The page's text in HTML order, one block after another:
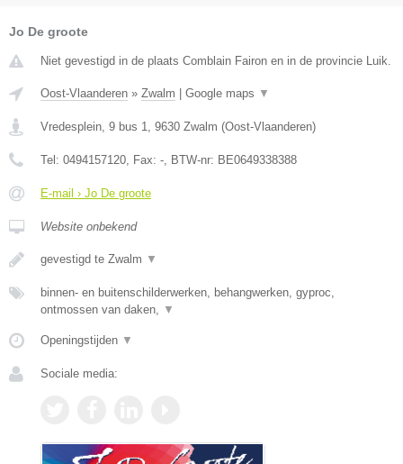
Jo De groote
Niet gevestigd in de plaats Comblain Fairon en in de provincie Luik.
Oost-Vlaanderen » Zwalm | Google maps ▼
Vredesplein, 9 bus 1 9630 Zwalm (Oost-Vlaanderen)
Tel: 0494157120 , Fax: - , BTW-nr: BE0649338388
E-mail › Jo De groote
Website onbekend
gevestigd te Zwalm ▼
binnen- en buitenschilderwerken, behangwerken, gyproc,
ontmossen van daken,
▼
Openingstijden ▼
Sociale media: